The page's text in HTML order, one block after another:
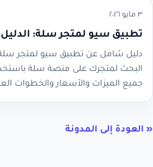
٣ مايو ٢٠٢٦
تطبيق سيو لمتجر سلة: الدليل
دليل شامل عن تطبيق سيو لمتجر
جميع الميزات والأسعار والخطوات
« العودة إلى المدونة